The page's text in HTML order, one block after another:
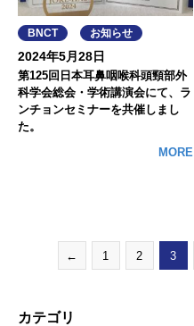
BNCT お知らせ
2024年5月28日
第125回日本耳鼻咽喉科頭頸部外
科学会総会・学術講演会にて、ラ
ンチョンセミナーを共催しまし
た。
MORE
← 1 2 3
カテゴリ